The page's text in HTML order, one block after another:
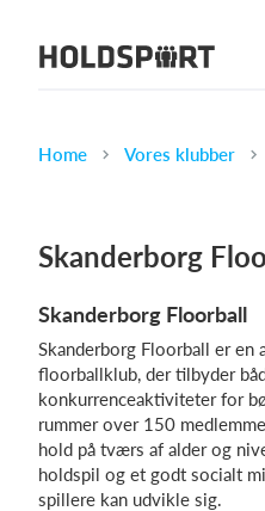
Om Holdsport
Funktioner
Kalender
Hjemmeside
Webshop
Billetsystem
Home Vores klubber
Skanderborg
Skanderborg Floorball
Skanderborg Floorball er en
floorballklub, der tilbyder
konkurrenceaktiviteter for
rummer over 150
hold på tværs af alder og
holdspil og et godt socialt
spillere kan udvikle sig.